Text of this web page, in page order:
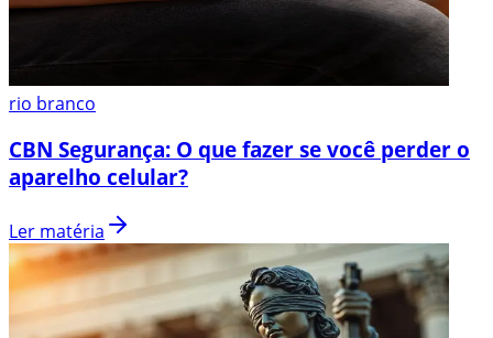
rio branco
CBN Segurança: O que fazer se você perder o
aparelho celular?
Ler matéria